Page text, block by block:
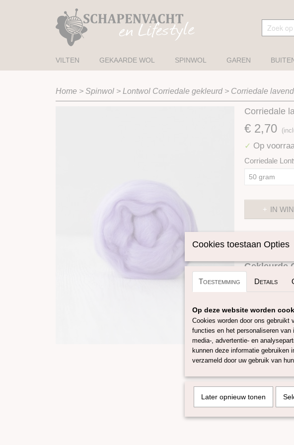
VILTEN GEKAARDE WOL SPINWOL GAREN
Home > Spinwol > Lontwol Corriedale gekleurd > Corriedale
Corriedale
€ 2,70
✓ Op
Corriedale
IN
Productcode
Gekleurde
Deze
is zorgvuldig
de
zeer geschikt
4 meter lont in
Deze
populaire
De kleuren
verfbaden en
Cookies toestaan Opties
Toestemming Details
Op deze website worden
Cookies worden door ons gebruikt
functies en het personaliseren
media-, advertentie- en
kunnen deze informatie gebruiken
verzameld door uw gebruik van
Later opnieuw tonen